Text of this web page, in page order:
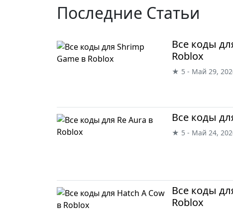
Последние Статьи
Все коды
Roblox
★ 5 - Май 29,
Все коды
★ 5 - Май 24,
Все коды
Roblox